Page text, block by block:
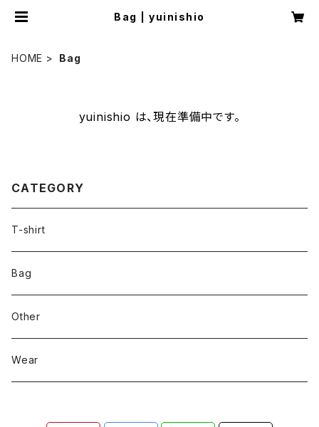
Bag | yuinishio
HOME Bag
yuinishio は、現在準備中です。
CATEGORY
T-shirt
Bag
Other
Wear